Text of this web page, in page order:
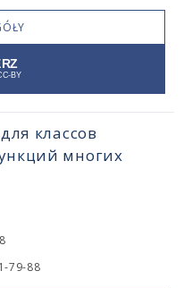
классов
многих
79-88